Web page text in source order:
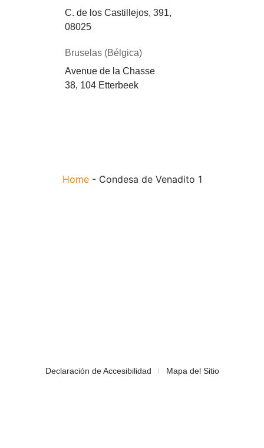
C. de los Castillejos, 391,
08025
Bruselas (Bélgica)
Avenue de la Chasse
38, 104 Etterbeek
Home- Condesa de Venadito 1
Declaración de Accesibilidad Mapa del Sitio